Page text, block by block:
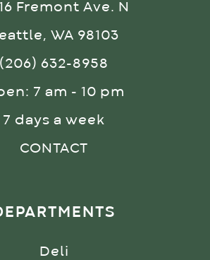
Fremont Ave. N
WA 98103
(206) 632-8958
7 am - 10 pm
7 days a week
CONTACT
Deli